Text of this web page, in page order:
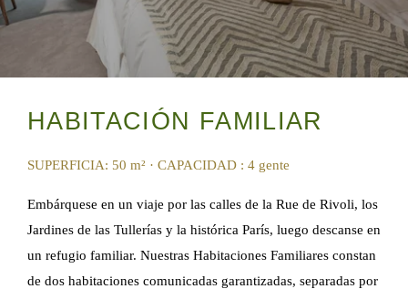
HABITACIÓN FAMILIAR
SUPERFICIA: 50 m² · CAPACIDAD : 4 gente
Embárquese en un viaje por las calles de la Rue de Rivoli, los
Jardines de las Tullerías y la histórica París, luego descanse en
un refugio familiar. Nuestras Habitaciones Familiares constan
de dos habitaciones comunicadas garantizadas, separadas por